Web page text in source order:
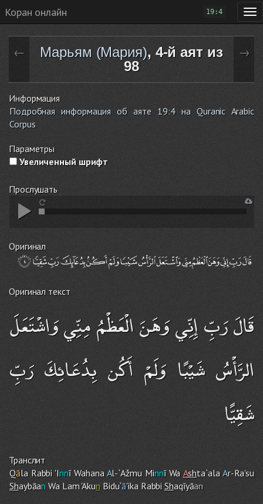
Коран онлайн 19:4
← Марьям (Мария), 4-й аят из
98
→
Информация
Подробная информация об аяте 19:4 на Quranic Arabic
Corpus
Параметры
Увеличенный шрифт
Прослушать
Оригинал
Оригинал текст
قَالَ رَبِّ إِنِّي وَهَنَ الْعَظْمُ مِنِّي وَاشْتَعَلَ
الرَّأْسُ شَيْبًا وَلَمْ أَكُن بِدُعَائِكَ رَبِّ
شَقِيًّا
Транслит
Qāla Rabbi 'Innī WahanaAl-`Ažmu Minnī Wa Ashta`alaAr-Ra'su
Shaybāan Wa Lam'AkunBidu`ā'ika RabbiShaqīyāan